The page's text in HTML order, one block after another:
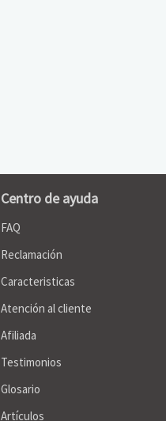
Centro de ayuda
FAQ
Reclamación
Caracteristicas
Atención al cliente
Afiliada
Testimonios
Glosario
Artículos